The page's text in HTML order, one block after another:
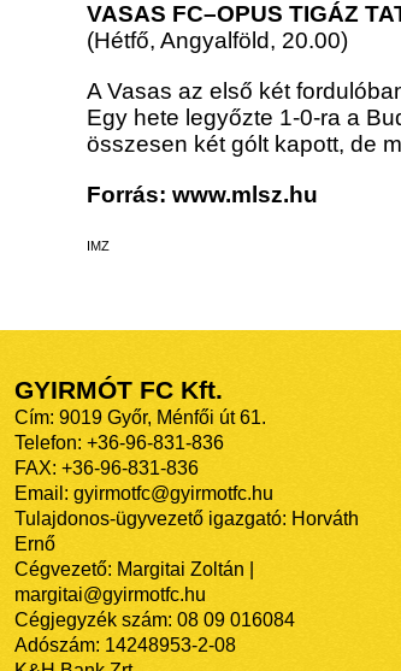
VASAS FC–OPUS TIGÁZ
(Hétfő, Angyalföld, 20.00)
A Vasas az első két
Egy hete legyőzte 1-0-ra a
összesen két gólt kapott, de
Forrás: www.mlsz.hu
IMZ
GYIRMÓT FC Kft.
Cím: 9019 Győr, Ménfői út 61.
Telefon: +36-96-831-836
FAX: +36-96-831-836
Email: gyirmotfc@gyirmotfc.hu
Tulajdonos-ügyvezető igazgató: Horváth
Ernő
Cégvezető: Margitai Zoltán |
margitai@gyirmotfc.hu
Cégjegyzék szám: 08 09 016084
Adószám: 14248953-2-08